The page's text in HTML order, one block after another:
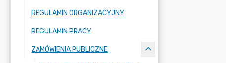
REGULAMIN ORGANIZACYJNY
REGULAMIN PRACY
ZAMÓWIENIA PUBLICZNE